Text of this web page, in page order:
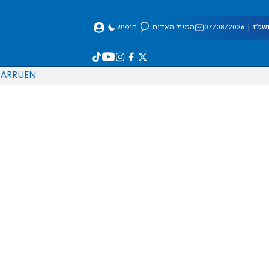
08/2026 המייל האדום חיפוש
EN
RU
AR